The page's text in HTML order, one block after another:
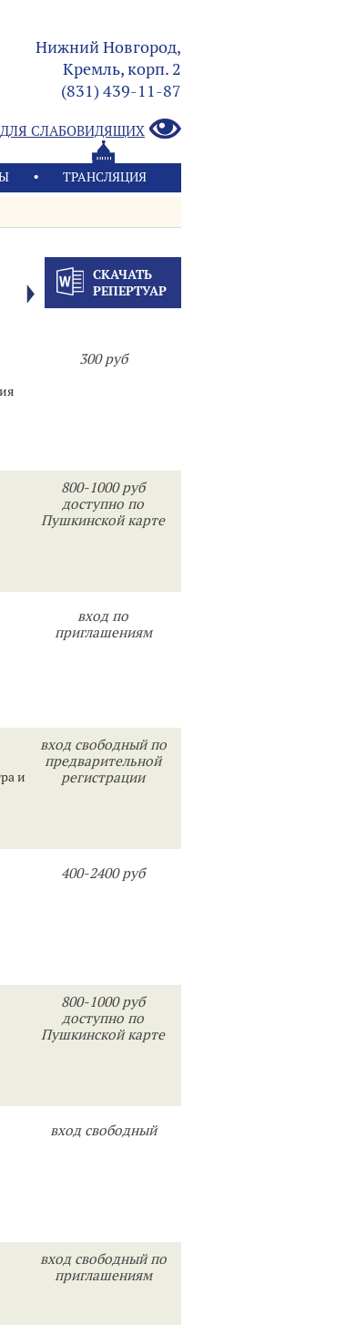
Нижний Новгород,
Кремль, корп. 2
(831) 439-11-87
СЛАБОВИДЯЩИХ
ТРАНСЛЯЦИЯ
СКАЧАТЬ
РЕПЕРТУАР
300 руб
800-1000 руб
доступно по
Пушкинской карте
вход по
приглашениям
и
вход свободный по
предварительной
регистрации
400-2400 руб
800-1000 руб
доступно по
Пушкинской карте
вход свободный
вход свободный по
приглашениям